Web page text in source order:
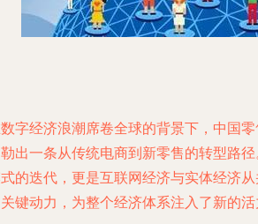
字经济浪潮席卷全球的背景下，中国
出一条从传统电商到新零售的转型路
的迭代，更是互联网经济与实体经济
键动力，为整个经济体系注入了新的活